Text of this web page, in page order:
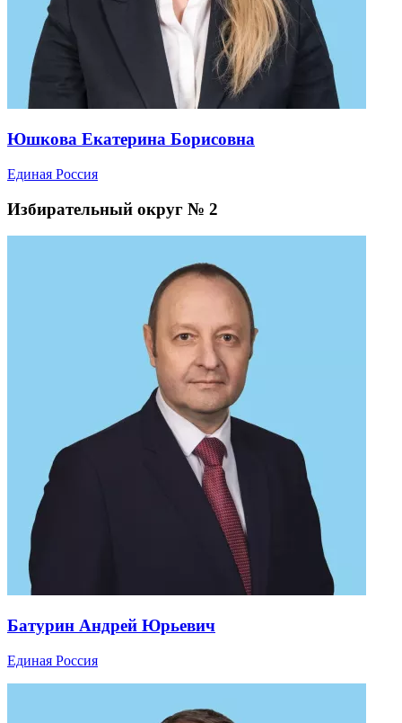
Юшкова Екатерина Борисовна
Единая Россия
Избирательный округ № 2
Батурин Андрей Юрьевич
Единая Россия